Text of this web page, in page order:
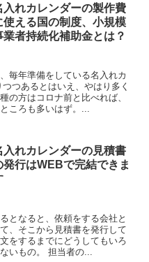
入れカレンダーの製作費
使える国の制度、小規模
業者持続化補助金とは？
毎年準備をしている名入れカ
つあるとはいえ、やはり多く
の方はコロナ前と比べれば、
ころも多いはず。...
入れカレンダーの見積書
発行はWEBで完結できま
となると、依頼をする会社と
、そこから見積書を発行して
をするまでにどうしてもいろ
いもの。 担当者の...